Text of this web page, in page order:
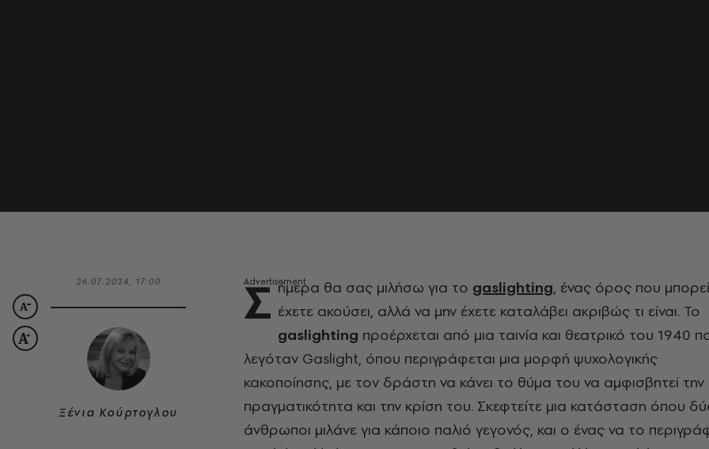
26.07.2024, 17:00
Ξένια Κούρτογλου
Σ ήμερα θα σας μιλήσω για το gaslighting, ένας όρος που
έχετε ακούσει, αλλά να μην έχετε καταλάβει ακριβώς τι είναι. Το
gaslighting προέρχεται από μια ταινία και θεατρικό του 1940
λεγόταν Gaslight, όπου περιγράφεται μια μορφή ψυχολογικής
κακοποίησης, με τον δράστη να κάνει το θύμα του να αμφισβητεί την
πραγματικότητα και την κρίση του. Σκεφτείτε μια κατάσταση όπου
άνθρωποι μιλάνε για κάποιο παλιό γεγονός, και ο ένας να το